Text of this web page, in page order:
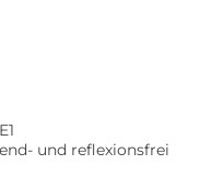
und reflexionsfrei